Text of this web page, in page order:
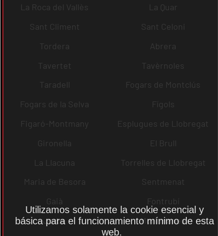
La Roca del Vallès
La Quar
Sant Climent
Sant Celoni
Tordera
Abrera
Tavertet
Tavèrnoles
Taradell
Fogars de Montclús
Fogars de la Selva
Fígols
Figaró-Montmany
Esplugues de Llobregat
Gironella
El Brull
La Llacuna
Torrelles de Llobregat
Maria de Besora
Sentmenat
Gaià
Fontrubí
Jorba
Montmaneu
Utilizamos solamente la cookie esencial y
básica para el funcionamiento mínimo de esta
web.